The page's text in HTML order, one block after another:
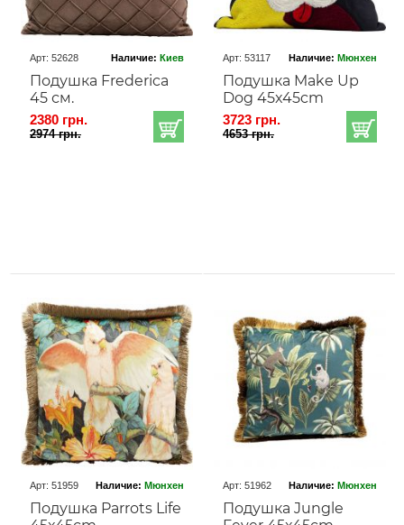
Арт: 52628 Наличие: Киев
Подушка Frederica
45 см.
2380 грн.
2974 грн.
Арт: 53117 Наличие: Мюнхен
Подушка Make Up
Dog 45x45cm
3723 грн.
4653 грн.
Арт: 51959 Наличие: Мюнхен
Подушка Parrots Life
Арт: 51962 Наличие: Мюнхен
Подушка Jungle